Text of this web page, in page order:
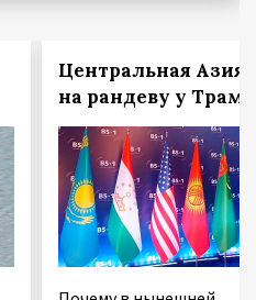
Центральная Азия
на рандеву у